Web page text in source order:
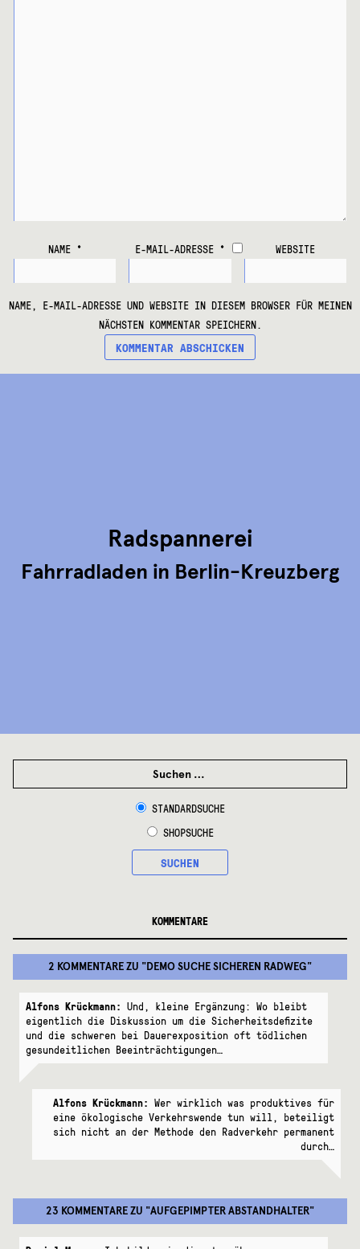
NAME * E-MAIL-ADRESSE * WEBSITE
NAME, E-MAIL-ADRESSE UND WEBSITE IN DIESEM BROWSER FÜR MEINEN
NÄCHSTEN KOMMENTAR SPEICHERN.
Radspannerei
Fahrradladen in Berlin-Kreuzberg
STANDARDSUCHE
SHOPSUCHE
SUCHEN
KOMMENTARE
2 KOMMENTAREZU "DEMO SUCHE SICHEREN RADWEG"
Alfons Krückmann: Und, kleine Ergänzung: Wo bleibt
eigentlich die Diskussion um die Sicherheitsdefizite
und die schweren bei Dauerexposition oft tödlichen
gesundeitlichen Beeinträchtigungen…
Alfons Krückmann: Wer wirklich was produktives für
eine ökologische Verkehrswende tun will, beteiligt
sich nicht an der Methode den Radverkehr permanent
durch…
23 KOMMENTAREZU "AUFGEPIMPTER ABSTANDHALTER"